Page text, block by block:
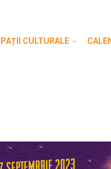
CULTURALE